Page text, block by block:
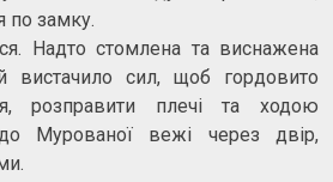
по замку.
Надто стомлена та виснажена
вистачило сил, щоб гордовито
розправити плечі та ходою
Мурованої вежі через двір,